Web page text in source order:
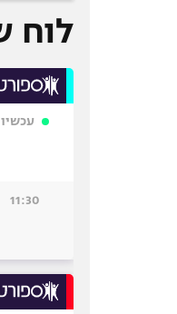
לוח
עכשיו
11:30